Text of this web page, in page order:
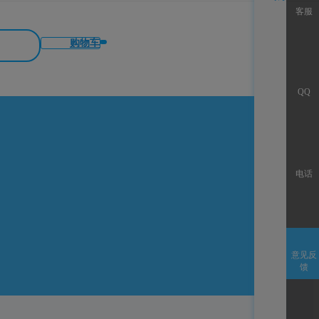
购物车
客服
QQ
电话
意见反
馈